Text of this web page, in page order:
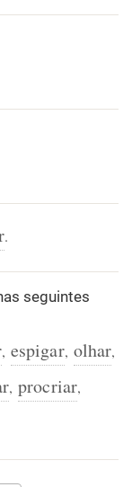
.
seguintes
, espigar, olhar,
, procriar,